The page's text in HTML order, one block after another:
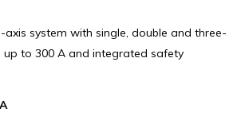
system with single, double and three-
up to 300 A and integrated safety